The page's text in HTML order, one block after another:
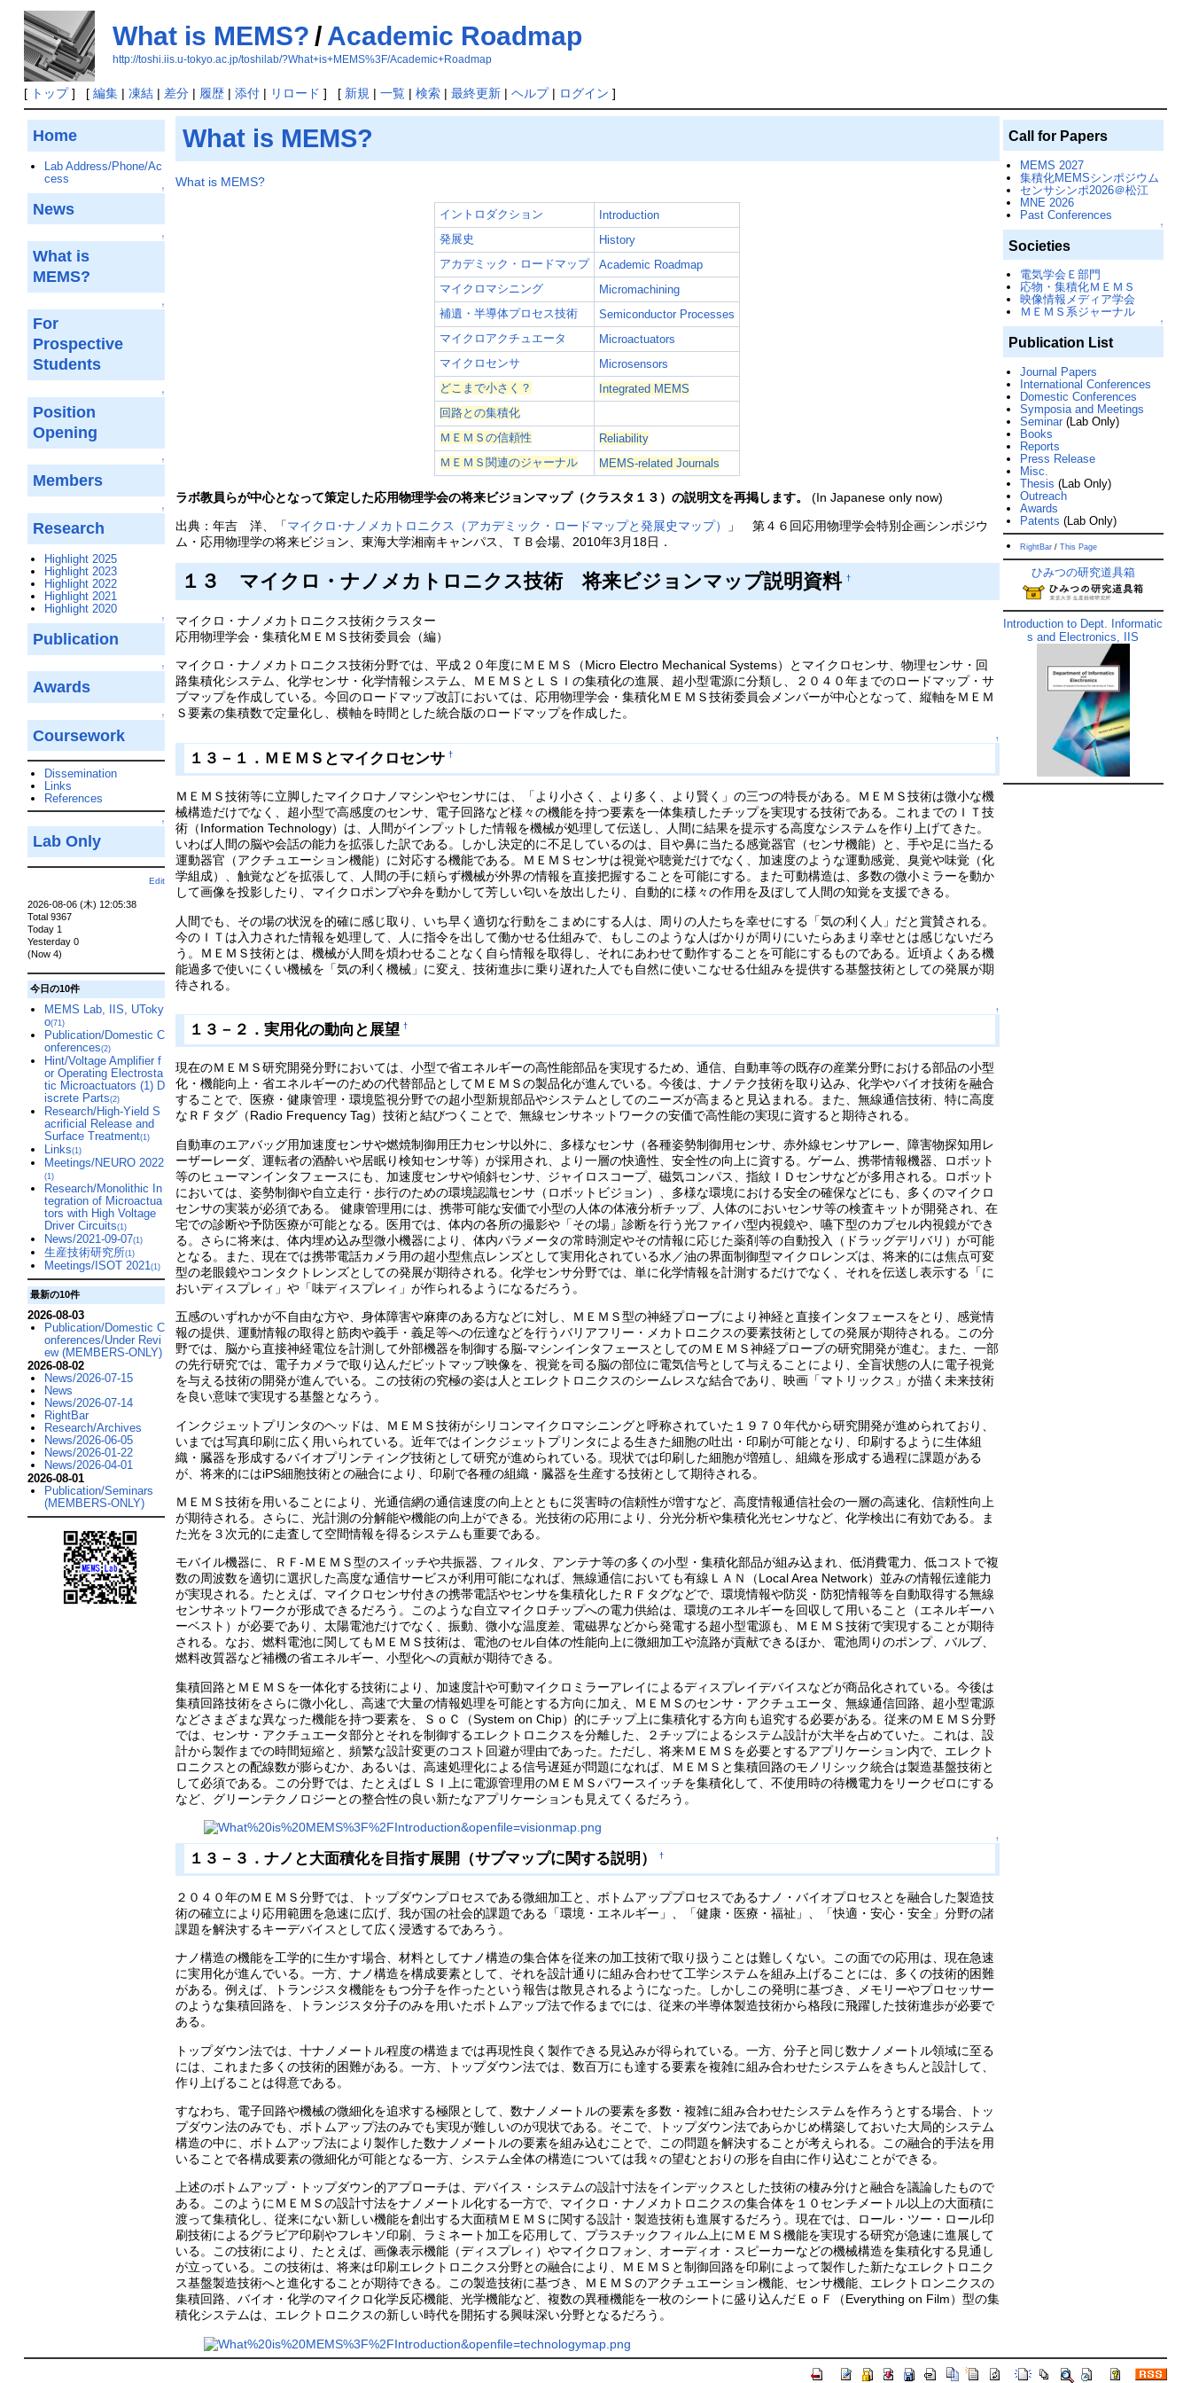
What is MEMS? / Academic Roadmap
http://toshi.iis.u-tokyo.ac.jp/toshilab/?What+is+MEMS%3F/Academic+Roadmap
[ トップ] [ 編集| 凍結| 差分| 履歴| 添付| リロード ] [ 新規 | 一覧| 検索| 最終更新| ヘルプ| ログイン ]
What is MEMS?
What is MEMS?
イントロダクション
Introduction
発展史
History
アカデミック・ロードマップ
Academic Roadmap
マイクロマシニング
Micromachining
補遺・半導体プロセス技術
Semiconductor Processes
マイクロアクチュエータ
Microactuators
マイクロセンサ
Microsensors
どこまで小さく？
Integrated MEMS
回路との集積化
ＭＥＭＳの信頼性
Reliability
ＭＥＭＳ関連のジャーナル
MEMS-related Journals
ラボ教員らが中心となって策定した応用物理学会の将来ビジョンマップ（クラスタ１３）の説明文を再掲します。 (In Japanese only now)
出典：年吉 洋、「マイクロ･ナノメカトロニクス（アカデミック・ロードマップと発展史マップ）
」 第４６回応用物理学会特別企画シンポジウ
ム・応用物理学の将来ビジョン、東海大学湘南キャンパス、ＴＢ会場、2010年3月18日．
１３ マイクロ・ナノメカトロニクス技術 将来ビジョンマップ説明資料 †
マイクロ・ナノメカトロニクス技術クラスター
応用物理学会・集積化ＭＥＭＳ技術委員会（編）
マイクロ・ナノメカトロニクス技術分野では、平成２０年度にＭＥＭＳ（Micro Electro Mechanical Systems）とマイクロセンサ、物理センサ・回
路集積化システム、化学センサ・化学情報システム、ＭＥＭＳとＬＳＩの集積化の進展、超小型電源に分類し、２０４０年までのロードマップ・サ
ブマップを作成している。今回のロードマップ改訂においては、応用物理学会・集積化ＭＥＭＳ技術委員会メンバーが中心となって、縦軸をＭＥＭ
Ｓ要素の集積数で定量化し、横軸を時間とした統合版のロードマップを作成した。
↑
１３－１．ＭＥＭＳとマイクロセンサ †
ＭＥＭＳ技術等に立脚したマイクロナノマシンやセンサには、「より小さく、より多く、より賢く」の三つの特長がある。ＭＥＭＳ技術は微小な機
械構造だけでなく、超小型で高感度のセンサ、電子回路など様々の機能を持つ要素を一体集積したチップを実現する技術である。これまでのＩＴ技
術（Information Technology）は、人間がインプットした情報を機械が処理して伝送し、人間に結果を提示する高度なシステムを作り上げてきた。
いわば人間の脳や会話の能力を拡張した訳である。しかし決定的に不足しているのは、目や鼻に当たる感覚器官（センサ機能）と、手や足に当たる
運動器官（アクチュエーション機能）に対応する機能である。ＭＥＭＳセンサは視覚や聴覚だけでなく、加速度のような運動感覚、臭覚や味覚（化
学組成）、触覚などを拡張して、人間の手に頼らず機械が外界の情報を直接把握することを可能にする。また可動構造は、多数の微小ミラーを動か
して画像を投影したり、マイクロポンプや弁を動かして芳しい匂いを放出したり、自動的に様々の作用を及ぼして人間の知覚を支援できる。
人間でも、その場の状況を的確に感じ取り、いち早く適切な行動をこまめにする人は、周りの人たちを幸せにする「気の利く人」だと賞賛される。
今のＩＴは入力された情報を処理して、人に指令を出して働かせる仕組みで、もしこのような人ばかりが周りにいたらあまり幸せとは感じないだろ
う。ＭＥＭＳ技術とは、機械が人間を煩わせることなく自ら情報を取得し、それにあわせて動作することを可能にするものである。近頃よくある機
能過多で使いにくい機械を「気の利く機械」に変え、技術進歩に乗り遅れた人でも自然に使いこなせる仕組みを提供する基盤技術としての発展が期
待される。
↑
１３－２．実用化の動向と展望 †
現在のＭＥＭＳ研究開発分野においては、小型で省エネルギーの高性能部品を実現するため、通信、自動車等の既存の産業分野における部品の小型
化・機能向上・省エネルギーのための代替部品としてＭＥＭＳの製品化が進んでいる。今後は、ナノテク技術を取り込み、化学やバイオ技術を融合
することで、医療・健康管理・環境監視分野での超小型新規部品やシステムとしてのニーズが高まると見込まれる。また、無線通信技術、特に高度
なＲＦタグ（Radio Frequency Tag）技術と結びつくことで、無線センサネットワークの安価で高性能の実現に資すると期待される。
自動車のエアバッグ用加速度センサや燃焼制御用圧力センサ以外に、多様なセンサ（各種姿勢制御用センサ、赤外線センサアレー、障害物探知用レ
ーザーレーダ、運転者の酒酔いや居眠り検知センサ等）が採用され、より一層の快適性、安全性の向上に資する。ゲーム、携帯情報機器、ロボット
等のヒューマンインタフェースにも、加速度センサや傾斜センサ、ジャイロスコープ、磁気コンパス、指紋ＩＤセンサなどが多用される。ロボット
においては、姿勢制御や自立走行・歩行のための環境認識センサ（ロボットビジョン）、多様な環境における安全の確保などにも、多くのマイクロ
センサの実装が必須である。 健康管理用には、携帯可能な安価で小型の人体の体液分析チップ、人体のにおいセンサ等の検査キットが開発され、在
宅での診断や予防医療が可能となる。医用では、体内の各所の撮影や「その場」診断を行う光ファイバ型内視鏡や、嚥下型のカプセル内視鏡ができ
る。さらに将来は、体内埋め込み型微小機器により、体内パラメータの常時測定やその情報に応じた薬剤等の自動投入（ドラッグデリバリ）が可能
となる。また、現在では携帯電話カメラ用の超小型焦点レンズとして実用化されている水／油の界面制御型マイクロレンズは、将来的には焦点可変
型の老眼鏡やコンタクトレンズとしての発展が期待される。化学センサ分野では、単に化学情報を計測するだけでなく、それを伝送し表示する「に
おいディスプレィ」や「味ディスプレィ」が作られるようになるだろう。
五感のいずれかが不自由な方や、身体障害や麻痺のある方などに対し、ＭＥＭＳ型の神経プローブにより神経と直接インタフェースをとり、感覚情
報の提供、運動情報の取得と筋肉や義手・義足等への伝達などを行うバリアフリー・メカトロニクスの要素技術としての発展が期待される。この分
野では、脳から直接神経電位を計測して外部機器を制御する脳-マシンインタフェースとしてのＭＥＭＳ神経プローブの研究開発が進む。また、一部
の先行研究では、電子カメラで取り込んだビットマップ映像を、視覚を司る脳の部位に電気信号として与えることにより、全盲状態の人に電子視覚
を与える技術の開発が進んでいる。この技術の究極の姿は人とエレクトロニクスのシームレスな結合であり、映画「マトリックス」が描く未来技術
を良い意味で実現する基盤となろう。
インクジェットプリンタのヘッドは、ＭＥＭＳ技術がシリコンマイクロマシニングと呼称されていた１９７０年代から研究開発が進められており、
いまでは写真印刷に広く用いられている。近年ではインクジェットプリンタによる生きた細胞の吐出・印刷が可能となり、印刷するように生体組
織・臓器を形成するバイオプリンティング技術として研究が進められている。現状では印刷した細胞が増殖し、組織を形成する過程に課題がある
が、将来的にはiPS細胞技術との融合により、印刷で各種の組織・臓器を生産する技術として期待される。
ＭＥＭＳ技術を用いることにより、光通信網の通信速度の向上とともに災害時の信頼性が増すなど、高度情報通信社会の一層の高速化、信頼性向上
が期待される。さらに、光計測の分解能や機能の向上ができる。光技術の応用により、分光分析や集積化光センサなど、化学検出に有効である。ま
た光を３次元的に走査して空間情報を得るシステムも重要である。
モバイル機器に、ＲＦ-ＭＥＭＳ型のスイッチや共振器、フィルタ、アンテナ等の多くの小型・集積化部品が組み込まれ、低消費電力、低コストで複
数の周波数を適切に選択した高度な通信サービスが利用可能になれば、無線通信においても有線ＬＡＮ（Local Area Network）並みの情報伝達能力
が実現される。たとえば、マイクロセンサ付きの携帯電話やセンサを集積化したＲＦタグなどで、環境情報や防災・防犯情報等を自動取得する無線
センサネットワークが形成できるだろう。このような自立マイクロチップへの電力供給は、環境のエネルギーを回収して用いること（エネルギーハ
ーベスト）が必要であり、太陽電池だけでなく、振動、微小な温度差、電磁界などから発電する超小型電源も、ＭＥＭＳ技術で実現することが期待
される。なお、燃料電池に関してもＭＥＭＳ技術は、電池のセル自体の性能向上に微細加工や流路が貢献できるほか、電池周りのポンプ、バルブ、
燃料改質器など補機の省エネルギー、小型化への貢献が期待できる。
集積回路とＭＥＭＳを一体化する技術により、加速度計や可動マイクロミラーアレイによるディスプレイデバイスなどが商品化されている。今後は
集積回路技術をさらに微小化し、高速で大量の情報処理を可能とする方向に加え、ＭＥＭＳのセンサ・アクチュエータ、無線通信回路、超小型電源
などさまざまな異なった機能を持つ要素を、ＳｏＣ（System on Chip）的にチップ上に集積化する方向も追究する必要がある。従来のＭＥＭＳ分野
では、センサ・アクチュエータ部分とそれを制御するエレクトロニクスを分離した、２チップによるシステム設計が大半を占めていた。これは、設
計から製作までの時間短縮と、頻繁な設計変更のコスト回避が理由であった。ただし、将来ＭＥＭＳを必要とするアプリケーション内で、エレクト
ロニクスとの配線数が膨らむか、あるいは、高速処理化による信号遅延が問題になれば、ＭＥＭＳと集積回路のモノリシック統合は製造基盤技術と
して必須である。この分野では、たとえばＬＳＩ上に電源管理用のＭＥＭＳパワースイッチを集積化して、不使用時の待機電力をリークゼロにする
など、グリーンテクノロジーとの整合性の良い新たなアプリケーションも見えてくるだろう。
↑
１３－３．ナノと大面積化を目指す展開（サブマップに関する説明） †
２０４０年のＭＥＭＳ分野では、トップダウンプロセスである微細加工と、ボトムアッププロセスであるナノ・バイオプロセスとを融合した製造技
術の確立により応用範囲を急速に広げ、我が国の社会的課題である「環境・エネルギー」、「健康・医療・福祉」、「快適・安心・安全」分野の諸
課題を解決するキーデバイスとして広く浸透するであろう。
ナノ構造の機能を工学的に生かす場合、材料としてナノ構造の集合体を従来の加工技術で取り扱うことは難しくない。この面での応用は、現在急速
に実用化が進んでいる。一方、ナノ構造を構成要素として、それを設計通りに組み合わせて工学システムを組み上げることには、多くの技術的困難
がある。例えば、トランジスタ機能をもつ分子を作ったという報告は散見されるようになった。しかしこの発明に基づき、メモリーやプロセッサー
のような集積回路を、トランジスタ分子のみを用いたボトムアップ法で作るまでには、従来の半導体製造技術から格段に飛躍した技術進歩が必要で
ある。
トップダウン法では、十ナノメートル程度の構造までは再現性良く製作できる見込みが得られている。一方、分子と同じ数ナノメートル領域に至る
には、これまた多くの技術的困難がある。一方、トップダウン法では、数百万にも達する要素を複雑に組み合わせたシステムをきちんと設計して、
作り上げることは得意である。
すなわち、電子回路や機械の微細化を追求する極限として、数ナノメートルの要素を多数・複雑に組み合わせたシステムを作ろうとする場合、トッ
プダウン法のみでも、ボトムアップ法のみでも実現が難しいのが現状である。そこで、トップダウン法であらかじめ構築しておいた大局的システム
構造の中に、ボトムアップ法により製作した数ナノメートルの要素を組み込むことで、この問題を解決することが考えられる。この融合的手法を用
いることで各構成要素の微細化が可能となる一方、システム全体の構造については我々の望むとおりの形を自由に作り込むことができる。
上述のボトムアップ・トップダウン的アプローチは、デバイス・システムの設計寸法をインデックスとした技術の棲み分けと融合を議論したもので
ある。このようにＭＥＭＳの設計寸法をナノメートル化する一方で、マイクロ・ナノメカトロニクスの集合体を１０センチメートル以上の大面積に
渡って集積化し、従来にない新しい機能を創出する大面積ＭＥＭＳに関する設計・製造技術も進展するだろう。現在では、ロール・ツー・ロール印
刷技術によるグラビア印刷やフレキソ印刷、ラミネート加工を応用して、プラスチックフィルム上にＭＥＭＳ機能を実現する研究が急速に進展して
いる。この技術により、たとえば、画像表示機能（ディスプレィ）やマイクロフォン、オーディオ・スピーカーなどの機械構造を集積化する見通し
が立っている。この技術は、将来は印刷エレクトロニクス分野との融合により、ＭＥＭＳと制御回路を印刷によって製作した新たなエレクトロニク
ス基盤製造技術へと進化することが期待できる。この製造技術に基づき、ＭＥＭＳのアクチュエーション機能、センサ機能、エレクトロンニクスの
集積回路、バイオ・化学のマイクロ化学反応機能、光学機能など、複数の異種機能を一枚のシートに盛り込んだＥｏＦ（Everything on Film）型の集
積化システムは、エレクトロニクスの新しい時代を開拓する興味深い分野となるだろう。
Home
Lab Address/Phone/Ac
cess
↑
News
↑
What is
MEMS?
↑
For
Prospective
Students
↑
Position
Opening
↑
Members
↑
Research
Highlight 2025
Highlight 2023
Highlight 2022
Highlight 2021
Highlight 2020
↑
Publication
↑
Awards
↑
Coursework
Dissemination
Links
References
↑
Lab Only
Edit
2026-08-06 (木) 12:05:38
Total 9367
Today 1
Yesterday 0
(Now 4)
今日の10件
MEMS Lab, IIS, UToky
o(71)
Publication/Domestic C
onferences(2)
Hint/Voltage Amplifier f
or Operating Electrosta
tic Microactuators (1) D
iscrete Parts(2)
Research/High-Yield S
acrificial Release and
Surface Treatment(1)
Links(1)
Meetings/NEURO 2022
(1)
Research/Monolithic In
tegration of Microactua
tors with High Voltage
Driver Circuits(1)
News/2021-09-07(1)
生産技術研究所(1)
Meetings/ISOT 2021(1)
最新の10件
2026-08-03
Publication/Domestic C
onferences/Under Revi
ew (MEMBERS-ONLY)
2026-08-02
News/2026-07-15
News
News/2026-07-14
RightBar
Research/Archives
News/2026-06-05
News/2026-01-22
News/2026-04-01
2026-08-01
Publication/Seminars
(MEMBERS-ONLY)
Call for Papers
MEMS 2027
集積化MEMSシンポジウム
センサシンポ2026＠松江
MNE 2026
Past Conferences
↑
Societies
電気学会Ｅ部門
応物・集積化ＭＥＭＳ
映像情報メディア学会
ＭＥＭＳ系ジャーナル
↑
Publication List
Journal Papers
International Conferences
Domestic Conferences
Symposia and Meetings
Seminar (Lab Only)
Books
Reports
Press Release
Misc.
Thesis (Lab Only)
Outreach
Awards
Patents (Lab Only)
RightBar /This Page
ひみつの研究道具箱
Introduction to Dept. Informatic
s and Electronics, IIS